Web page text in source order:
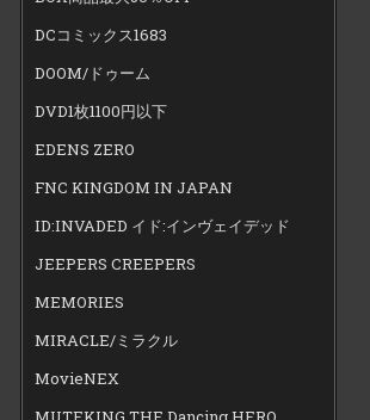
DCコミックス1683
DOOM/ドゥーム
DVD1枚1100円以下
EDENS ZERO
FNC KINGDOM IN JAPAN
ID:INVADED イド:インヴェイデッド
JEEPERS CREEPERS
MEMORIES
MIRACLE/ミラクル
MovieNEX